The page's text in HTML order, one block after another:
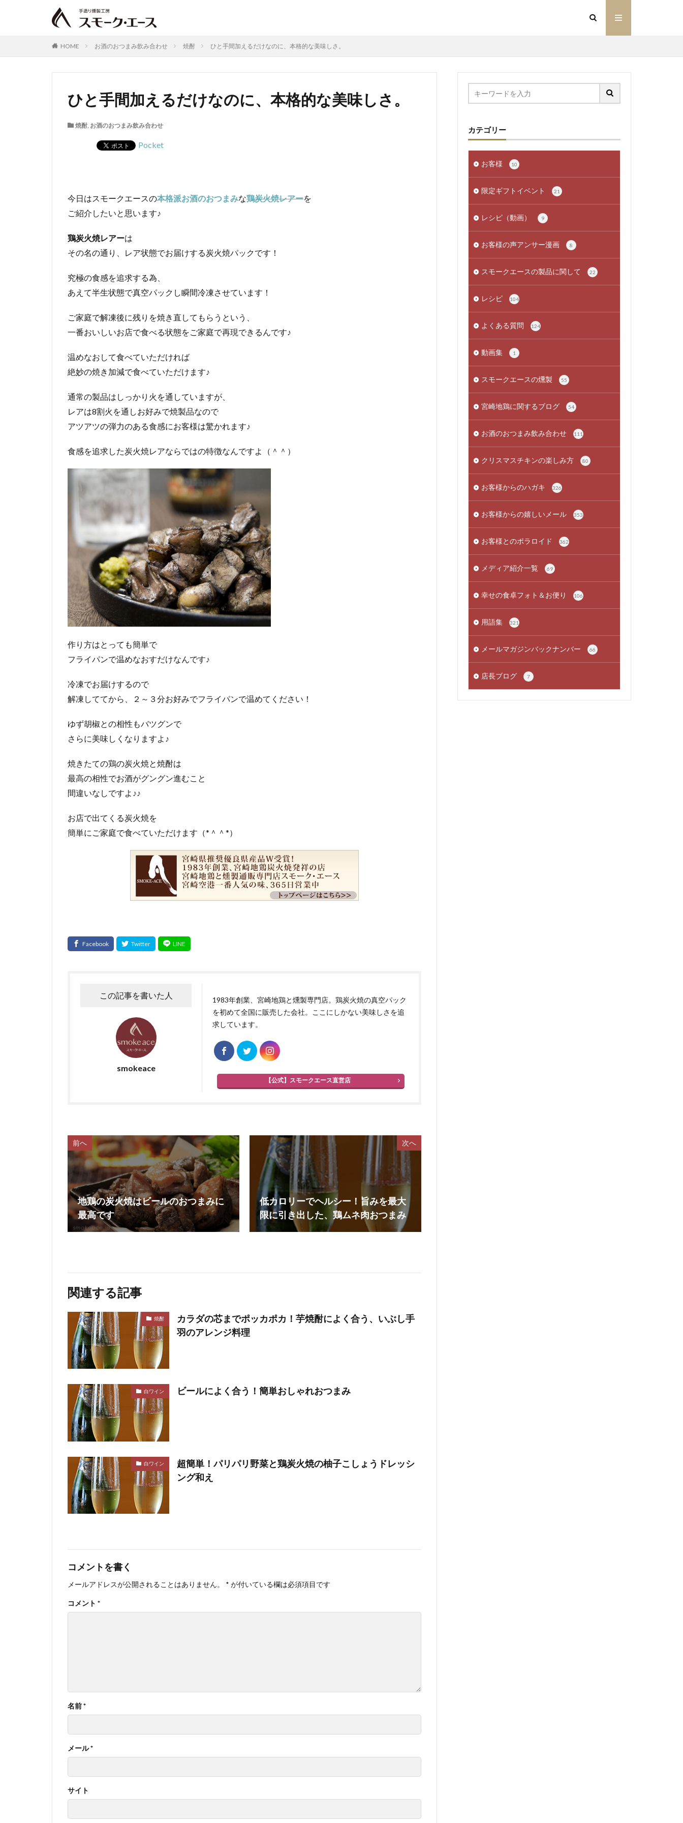
HOME お酒のおつまみ飲み合わせ 焼酎 ひと手間加えるだけなのに、本格的な美味しさ。
ひと手間加えるだけなのに、本格的な美味しさ。
焼酎, お酒のおつまみ飲み合わせ
Pocket
今日はスモークエースの本格派お酒のおつまみな鶏炭火焼レアーを
ご紹介したいと思います♪
鶏炭火焼レアーは
その名の通り、レア状態でお届けする炭火焼パックです！
究極の食感を追求する為、
あえて半生状態で真空パックし瞬間冷凍させています！
ご家庭で解凍後に残りを焼き直してもらうという、
一番おいしいお店で食べる状態をご家庭で再現できるんです♪
温めなおして食べていただければ
絶妙の焼き加減で食べていただけます♪
通常の製品はしっかり火を通していますが、
レアは8割火を通しお好みで焼製品なので
アツアツの弾力のある食感にお客様は驚かれます♪
食感を追求した炭火焼レアならではの特徴なんですよ（＾＾）
作り方はとっても簡単で
フライパンで温めなおすだけなんです♪
冷凍でお届けするので
解凍しててから、２～３分お好みでフライパンで温めてください！
ゆず胡椒との相性もバツグンで
さらに美味しくなりますよ♪
焼きたての鶏の炭火焼と焼酎は
最高の相性でお酒がグングン進むこと
間違いなしですよ♪♪
お店で出てくる炭火焼を
簡単にご家庭で食べていただけます（*＾＾*）
この記事を書いた人
smokeace
1983年創業、宮崎地鶏と燻製専門店。鶏炭火焼の真空パック
を初めて全国に販売した会社。ここにしかない美味しさを追
求しています。
【公式】スモークエース直営店
前へ
地鶏の炭火焼はビールのおつまみに
最高です
次へ
低カロリーでヘルシー！旨みを最大
限に引き出した、鶏ムネ肉おつまみ
関連する記事
焼酎
カラダの芯までポッカポカ！芋焼酎によく合う、いぶし手
羽のアレンジ料理
白ワイン ビールによく合う！簡単おしゃれおつまみ
白ワイン
超簡単！パリパリ野菜と鶏炭火焼の柚子こしょうドレッシ
ング和え
コメントを書く
メールアドレスが公開されることはありません。 * が付いている欄は必須項目です
コメント *
名前*
メール*
サイト
カテゴリー
お客様 10
限定ギフトイベント 21
レシピ（動画） 9
お客様の声アンサー漫画 8
スモークエースの製品に関して 22
レシピ 104
よくある質問 124
動画集 1
スモークエースの燻製 55
宮崎地鶏に関するブログ 54
お酒のおつまみ飲み合わせ 111
クリスマスチキンの楽しみ方 80
お客様からのハガキ 326
お客様からの嬉しいメール 353
お客様とのポラロイド 362
メディア紹介一覧 69
幸せの食卓フォト＆お便り 106
用語集 321
メールマガジンバックナンバー 66
店長ブログ 7